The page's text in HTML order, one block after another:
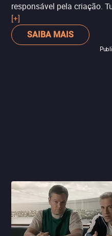
responsável pela criação.
apaixonada, como é na
ótimas atuações.
[+]
SAIBA MAIS